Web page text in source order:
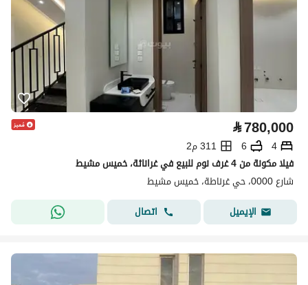
⃁780,000
4
6
311 م2
فيلا مكونة من 4 غرف نوم للبيع في غراناثة، خميس مشيط
شارع 0000، حي غرناطة، خميس مشيط
الإيميل
اتصال